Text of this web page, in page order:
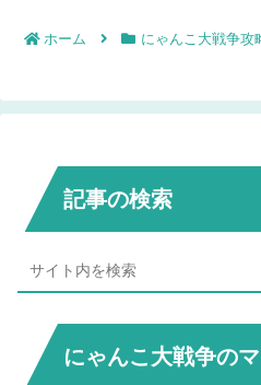
ホーム にゃんこ大戦争攻
記事の検索
にゃんこ大戦争の